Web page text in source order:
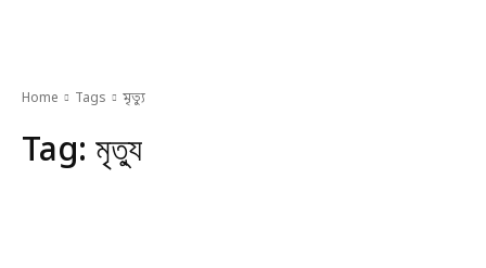
Home Tags মৃত্যু
Tag: মৃত্যু